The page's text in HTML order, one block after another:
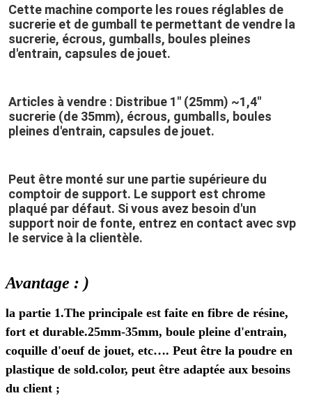
Cette machine comporte les roues réglables de
sucrerie et de gumball te permettant de vendre la
sucrerie, écrous, gumballs, boules pleines
d'entrain, capsules de jouet.
Articles à vendre : Distribue 1" (25mm) ~1,4"
sucrerie (de 35mm), écrous, gumballs, boules
pleines d'entrain, capsules de jouet.
Peut être monté sur une partie supérieure du
comptoir de support. Le support est chrome
plaqué par défaut. Si vous avez besoin d'un
support noir de fonte, entrez en contact avec svp
le service à la clientèle.
Avantage : )
la partie 1.The principale est faite en fibre de résine,
fort et durable.25mm-35mm, boule pleine d'entrain,
coquille d'oeuf de jouet, etc…. Peut être la poudre en
plastique de sold.color, peut être adaptée aux besoins
du client ;